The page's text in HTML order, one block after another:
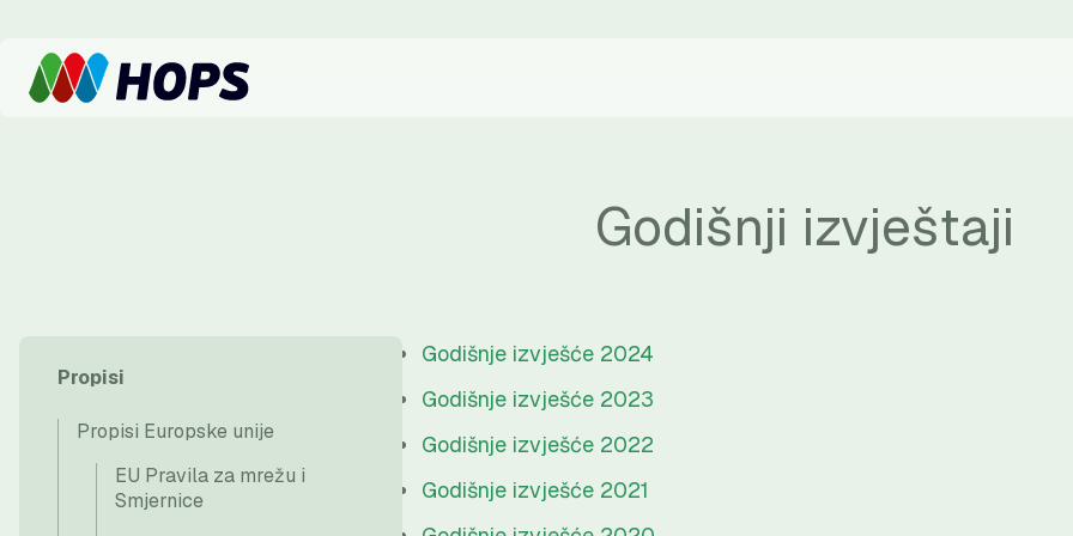
Godišnji izvještaji
Propisi
Propisi Europske unije
EU Pravila za mrežu i
Smjernice
Godišnje izvješće 2024
Godišnje izvješće 2023
Godišnje izvješće 2022
Godišnje izvješće 2021